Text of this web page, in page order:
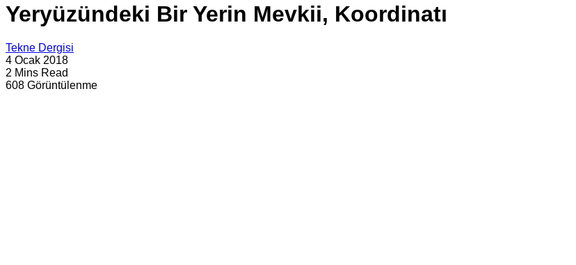
Yeryüzündeki Bir Yerin Mevkii, Koordinatı
Tekne Dergisi
4 Ocak 2018
2 Mins Read
608 Görüntülenme